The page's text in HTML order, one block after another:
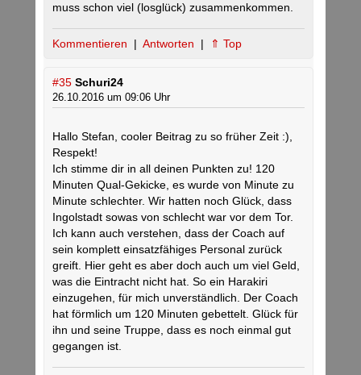
muss schon viel (losglück) zusammenkommen.
Kommentieren | Antworten | ⇑ Top
#35 Schuri24
26.10.2016 um 09:06 Uhr
Hallo Stefan, cooler Beitrag zu so früher Zeit :),
Respekt!
Ich stimme dir in all deinen Punkten zu! 120
Minuten Qual-Gekicke, es wurde von Minute zu
Minute schlechter. Wir hatten noch Glück, dass
Ingolstadt sowas von schlecht war vor dem Tor.
Ich kann auch verstehen, dass der Coach auf
sein komplett einsatzfähiges Personal zurück
greift. Hier geht es aber doch auch um viel Geld,
was die Eintracht nicht hat. So ein Harakiri
einzugehen, für mich unverständlich. Der Coach
hat förmlich um 120 Minuten gebettelt. Glück für
ihn und seine Truppe, dass es noch einmal gut
gegangen ist.